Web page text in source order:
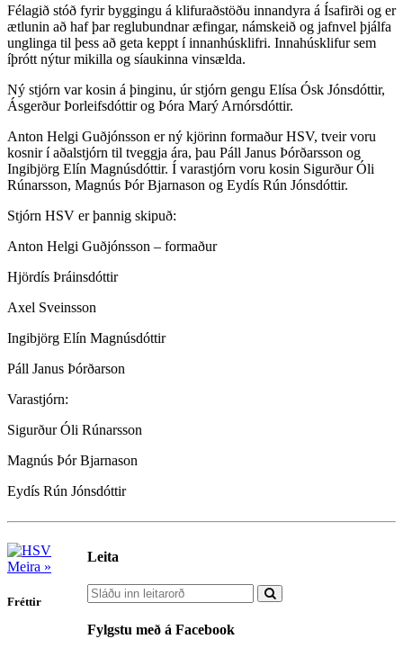
Félagið stóð fyrir byggingu á klifuraðstöðu innandyra á Ísafirði og er
ætlunin að haf þar reglubundnar æfingar, námskeið og jafnvel þjálfa
unglinga til þess að geta keppt í innanhúsklifri. Innahúsklifur sem
íþrótt nýtur mikilla og síaukinna vinsælda.
Ný stjórn var kosin á þinginu, úr stjórn gengu Elísa Ósk Jónsdóttir,
Ásgerður Þorleifsdóttir og Þóra Marý Arnórsdóttir.
Anton Helgi Guðjónsson er ný kjörinn formaður HSV, tveir voru
kosnir í aðalstjórn til tveggja ára, þau Páll Janus Þórðarsson og
Ingibjörg Elín Magnúsdóttir. Í varastjórn voru kosin Sigurður Óli
Rúnarsson, Magnús Þór Bjarnason og Eydís Rún Jónsdóttir.
Stjórn HSV er þannig skipuð:
Anton Helgi Guðjónsson – formaður
Hjördís Þráinsdóttir
Axel Sveinsson
Ingibjörg Elín Magnúsdóttir
Páll Janus Þórðarson
Varastjórn:
Sigurður Óli Rúnarsson
Magnús Þór Bjarnason
Eydís Rún Jónsdóttir
Leita
Fylgstu með á Facebook
Meira »
Fréttir